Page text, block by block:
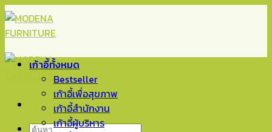
Skip
to
content
ค้นหา:
เก้าอี้ทั้งหมด
Bestseller
เก้าอี้เพื่อสุขภาพ
เก้าอี้สำนักงาน
เก้าอี้ผู้บริหาร